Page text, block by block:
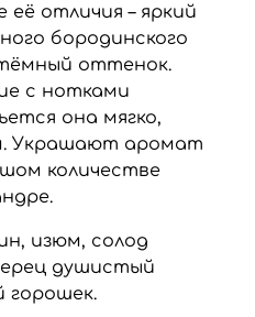
отличия – яркий
бородинского
оттенок.
с нотками
она мягко,
Украшают аромат
количестве
изюм, солод
душистый
горошек.